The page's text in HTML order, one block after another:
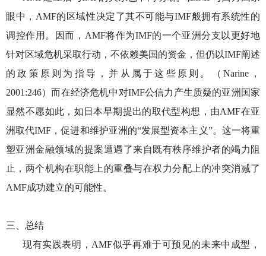
眼中，AMF的区域性决定了其不可能与IMF般拥有系统性的
调控作用。因而，AMF将作为IMF的一个亚洲分支以更好地
针对区域危机采取行动，不依赖美国的资金，但仍以IMF阐述
的政策原则为指导，并从属于这些原则。（Narine，
2001:246）而在经济危机中对IMF公信力产生质疑的亚洲国家
显然不愿如此，如日本早期提出的取代型构想，由AMF在亚
洲取代IMF，促进和维护亚洲的“发展型资本主义”。这一将重
塑亚洲金融领域的提案遭遇了来自既有秩序维护者的竭力阻
止，两个机构在职能上的重叠与在权力分配上的冲突消减了
AMF成功建立的可能性。
三、总结
现有实践表明， AMF似乎再难于可预见的未来中成型，